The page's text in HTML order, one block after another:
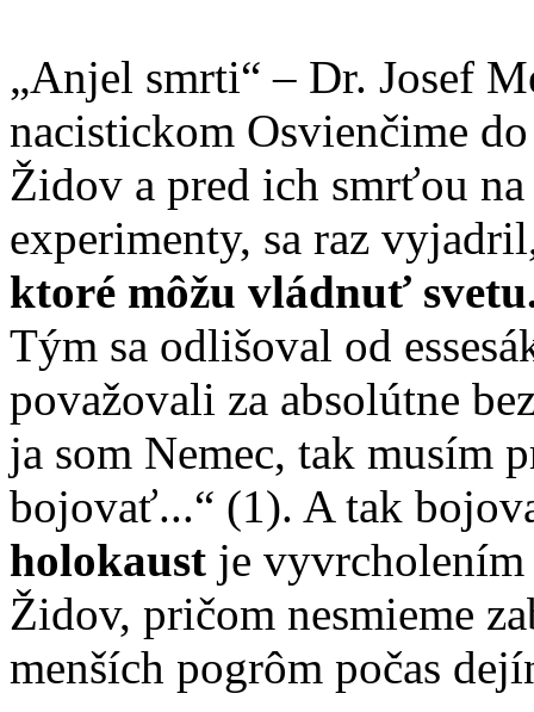
„Anjel smrti“ – Dr. Josef
nacistickom Osvienčime
Židov a pred ich smrťou
experimenty, sa raz
ktoré môžu vládnuť
Tým sa odlišoval od
považovali za absolútne
ja som Nemec, tak musím
bojovať...“ (1). A tak
holokaust je vyvrcholením
Židov, pričom nesmieme
menších pogrôm počas